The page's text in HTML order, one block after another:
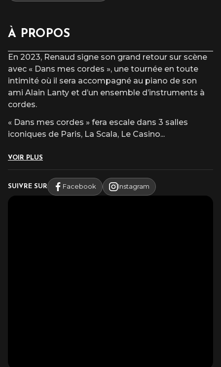
À PROPOS
En 2023, Renaud signe son grand retour sur scène
avec « Dans mes cordes », une tournée en toute
intimité où il sera accompagné au piano de son
ami Alain Lanty et d’un ensemble d’instruments à
cordes.
« Dans mes cordes » fera escale dans 3 salles
iconiques de Paris, La Scala, Le Casino...
VOIR PLUS
SUIVRE SUR Facebook Instagram